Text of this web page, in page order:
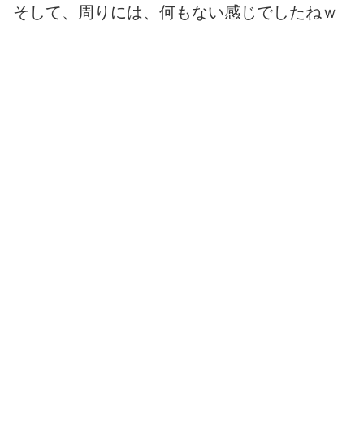
そして、周りには、何もない感じでしたねｗ